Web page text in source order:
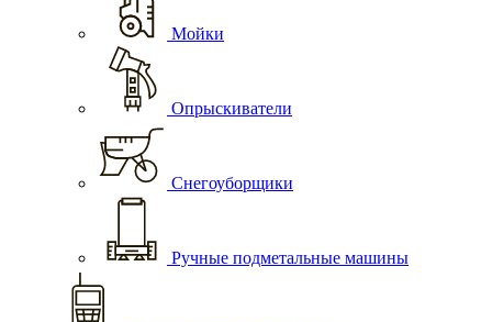
Мойки
Опрыскиватели
Снегоуборщики
Ручные подметальные машины